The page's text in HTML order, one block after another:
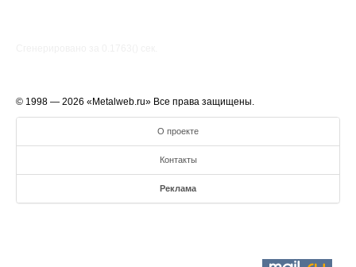
© 1998 — 2026 «Metalweb.ru» Все права защищены.
О проекте
Контакты
Реклама